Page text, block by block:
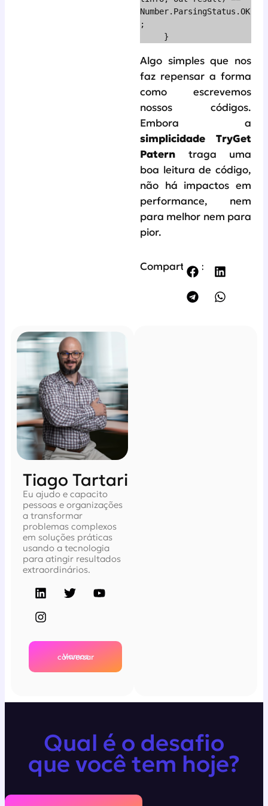
Number.ParsingStatus.OK
;
     }
Algo simples que nos
faz repensar a forma
como escrevemos
nossos códigos.
Embora a
simplicidade TryGet
Patern traga uma
boa leitura de código,
não há impactos em
performance, nem
para melhor nem para
pior.
Compartilhe:
Tiago Tartari
Eu ajudo e capacito
pessoas e organizações
a transformar
problemas complexos
em soluções práticas
usando a tecnologia
para atingir resultados
extraordinários.
Vamos conversar
Qual é o desafio
que você tem hoje?